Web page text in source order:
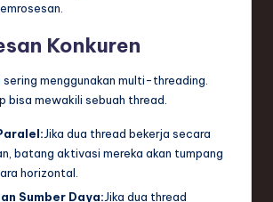
Konkuren
sering menggunakan multi-threading.
bisa mewakili sebuah thread.
Jika dua thread bekerja secara
batang aktivasi mereka akan tumpang
horizontal.
Sumber Daya:Jika dua thread